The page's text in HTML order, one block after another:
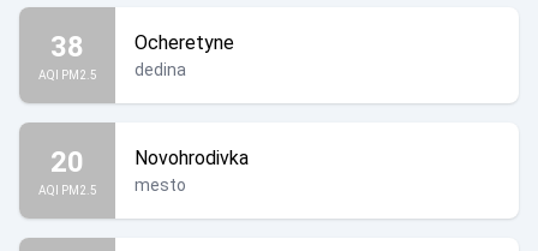
38
AQI PM2.5
Ocheretyne
dedina
20
AQI PM2.5
Novohrodivka
mesto